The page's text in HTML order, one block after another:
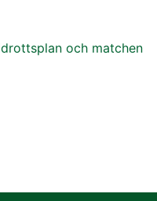
och matchen